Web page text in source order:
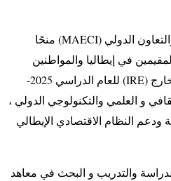
تقدم وزارة الشؤون الخارجية والتعاون الدولي (MAECI) منحًا
في إيطاليا والمواطنين
الإيطاليين الذين يعيشون في الخارج (IRE) للعام الدراسي 2025-
و العلمي والتكنولوجي الدولي ،
ودعم النظام الاقتصادي الإيطالي
والتدريب و البحث في معاهد